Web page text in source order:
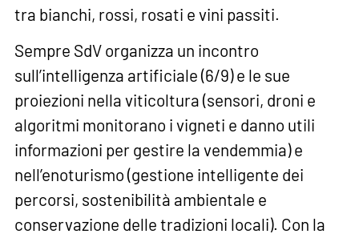
tra bianchi, rossi, rosati e vini passiti.
Sempre SdV organizza un incontro
sull’intelligenza artificiale (6/9) e le sue
proiezioni nella viticoltura (sensori, droni e
algoritmi monitorano i vigneti e danno utili
informazioni per gestire la vendemmia) e
nell’enoturismo (gestione intelligente dei
percorsi, sostenibilità ambientale e
conservazione delle tradizioni locali). Con la